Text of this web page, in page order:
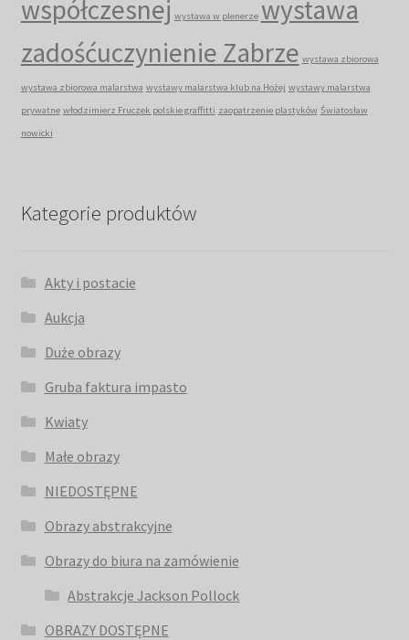
współczesnej wystawa w plenerze wystawa
zadośćuczynienie Zabrze wystawa zbiorowa
wystawa zbiorowa malarstwa wystawy malarstwa klub na Hożej wystawy malarstwa
prywatne włodzimierz Fruczek polskie graffitti zaopatrzenie plastyków Światosław
nowicki
Kategorie produktów
Akty i postacie
Aukcja
Duże obrazy
Gruba faktura impasto
Kwiaty
Małe obrazy
NIEDOSTĘPNE
Obrazy abstrakcyjne
Obrazy do biura na zamówienie
Abstrakcje Jackson Pollock
OBRAZY DOSTĘPNE